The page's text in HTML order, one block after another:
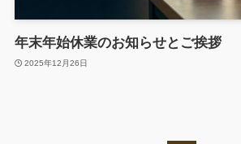
年末年始休業のお知らせとご挨拶
2025年12月26日